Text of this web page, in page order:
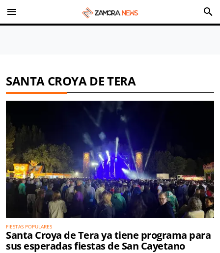
menu search
SANTA CROYA DE TERA
FIESTAS POPULARES
Santa Croya de Tera ya tiene programa para
sus esperadas fiestas de San Cayetano